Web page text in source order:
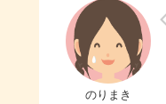
のりまき